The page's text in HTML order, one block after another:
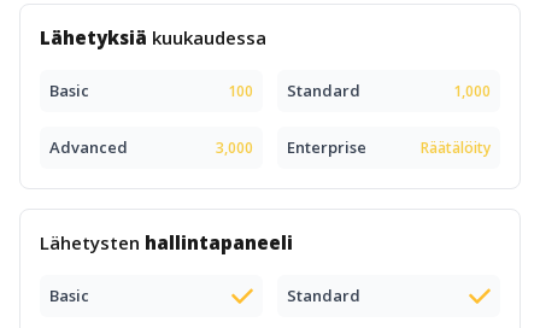
Lähetyksiä kuukaudessa
Basic 100 Standard 1,000
Advanced 3,000 Enterprise Räätälöity
Lähetysten hallintapaneeli
Basic Standard